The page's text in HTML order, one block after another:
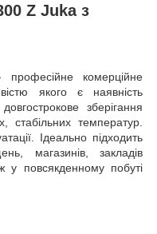
Z Juka з
комерційне
якого є наявність
зберігання
стабільних температур.
Ідеально підходить
магазинів, закладів
у повсякденному побуті